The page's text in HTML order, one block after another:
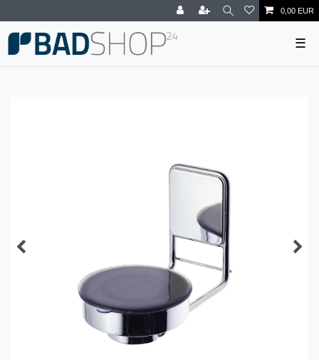
0,00 EUR
☰